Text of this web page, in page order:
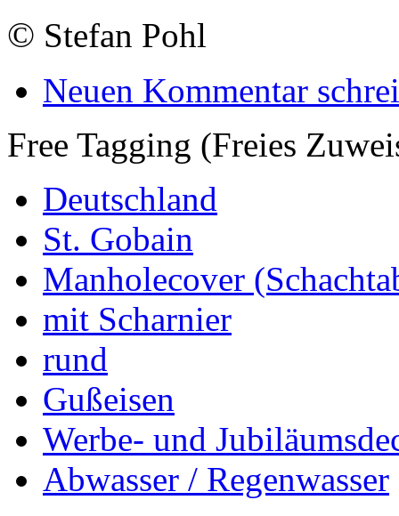
© Stefan Pohl
Neuen Kommentar
Free Tagging (Freies
Deutschland
St. Gobain
Manholecover
mit Scharnier
rund
Gußeisen
Werbe- und
Abwasser / Regenwasser